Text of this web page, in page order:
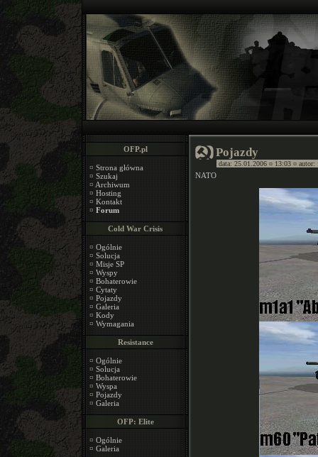
OFP.pl
¤ Strona główna
¤ Szukaj
¤ Archiwum
¤ Hosting
¤ Kontakt
¤ Forum
Cold War Crisis
¤ Ogólnie
¤ Solucja
¤ Misje SP
¤ Wyspy
¤ Bohaterowie
¤ Cytaty
¤ Pojazdy
¤ Galeria
¤ Kody
¤ Wymagania
Resistance
¤ Ogólnie
¤ Solucja
¤ Bohaterowie
¤ Wyspa
¤ Pojazdy
¤ Galeria
OFP: Elite
¤ Ogólnie
¤ Galeria
Pojazdy
data: 25.01.2006 ¤ 13:03 ¤ autor:
NATO